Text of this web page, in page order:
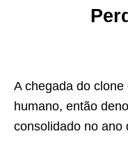
A chegada do
humano, então
consolidado no ano